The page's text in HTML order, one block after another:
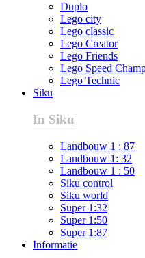
Duplo
Lego city
Lego classic
Lego Creator
Lego Friends
Lego Speed
Lego Technic
Siku
In Siku
Landbouw 1 : 87
Landbouw 1: 32
Landbouw 1 : 50
Siku control
Siku world
Super 1:32
Super 1:50
Super 1:87
Informatie